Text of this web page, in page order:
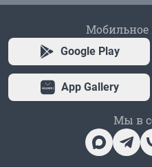
Google Play
App Gallery
Мы в